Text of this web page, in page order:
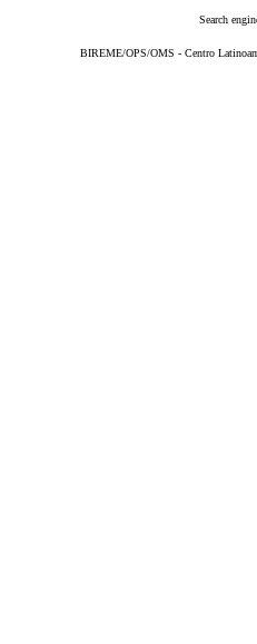
Search
BIREME/OPS/OMS - Centro